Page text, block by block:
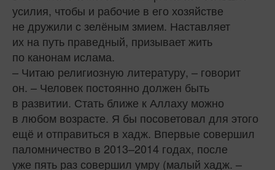
усилия, чтобы и рабочие в его хозяйстве
не дружили с зелёным змием. Наставляет
их на путь праведный, призывает жить
по канонам ислама.
– Читаю религиозную литературу, – говорит
он. – Человек постоянно должен быть
в развитии. Стать ближе к Аллаху можно
в любом возрасте. Я бы посоветовал для этого
ещё и отправиться в хадж. Впервые совершил
паломничество в 2013–2014 годах, после
уже пять раз совершил умру (малый хадж. –